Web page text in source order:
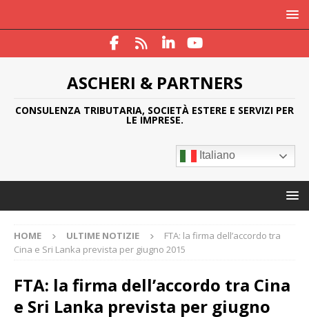
ASCHERI & PARTNERS
CONSULENZA TRIBUTARIA, SOCIETÀ ESTERE E SERVIZI PER
LE IMPRESE.
Italiano
HOME ULTIME NOTIZIE
FTA: la firma dell’accordo tra
Cina e Sri Lanka prevista per giugno 2015
FTA: la firma dell’accordo tra Cina
e Sri Lanka prevista per giugno